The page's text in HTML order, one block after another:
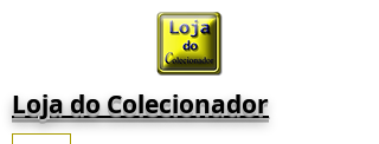
Loja do Colecionador